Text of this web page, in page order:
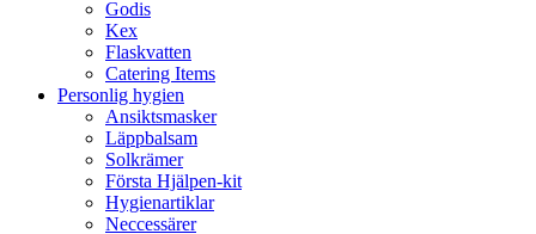
Godis
Kex
Flaskvatten
Catering Items
Personlig hygien
Ansiktsmasker
Läppbalsam
Solkrämer
Första Hjälpen-kit
Hygienartiklar
Neccessärer